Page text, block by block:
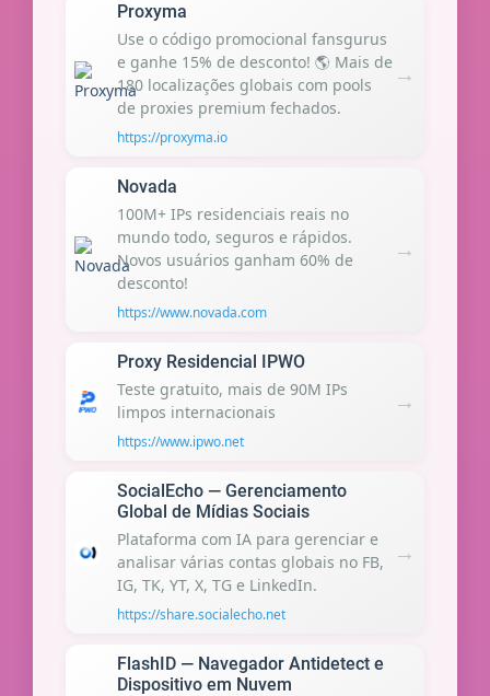
Proxyma
Use o código promocional fansgurus
e ganhe 15% de desconto! 🌎 Mais de
180 localizações globais com pools
de proxies premium fechados.
https://proxyma.io
→
Novada
100M+ IPs residenciais reais no
mundo todo, seguros e rápidos.
Novos usuários ganham 60% de
desconto!
https://www.novada.com
→
Proxy Residencial IPWO
Teste gratuito, mais de 90M IPs
limpos internacionais
https://www.ipwo.net
→
SocialEcho — Gerenciamento
Global de Mídias Sociais
Plataforma com IA para gerenciar e
analisar várias contas globais no FB,
IG, TK, YT, X, TG e LinkedIn.
https://share.socialecho.net
→
FlashID — Navegador Antidetect e
Dispositivo em Nuvem